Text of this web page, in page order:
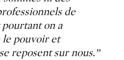
de
on a
le pouvoir et
reposent sur nous.”